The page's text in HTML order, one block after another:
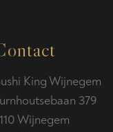
King Wijnegem
379
Wijnegem